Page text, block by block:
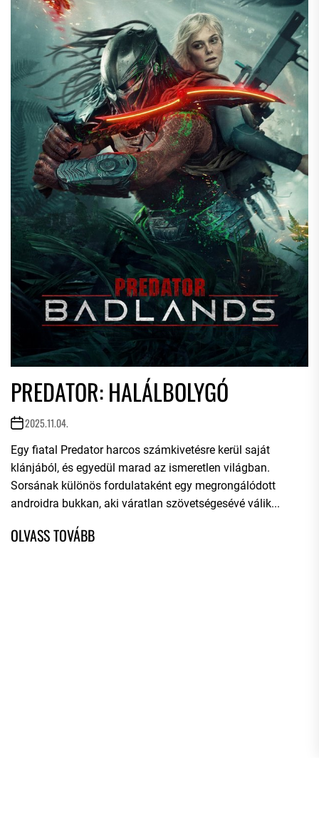
PREDATOR: HALÁLBOLYGÓ
2025.11.04.
Egy fiatal Predator harcos számkivetésre kerül saját
klánjából, és egyedül marad az ismeretlen világban.
Sorsának különös fordulataként egy megrongálódott
androidra bukkan, aki váratlan szövetségesévé válik...